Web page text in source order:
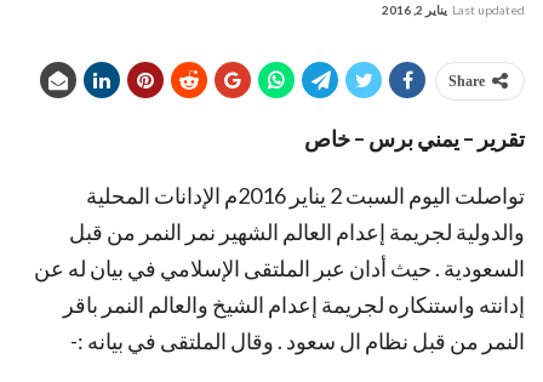
Last updated يناير 2, 2016
Share
تقرير – يمني برس – خاص
تواصلت اليوم السبت 2 يناير 2016م الإدانات المحلية
والدولية لجريمة إعدام العالم الشهير نمر النمر من قبل
السعودية . حيث أدان عبر الملتقى الإسلامي في بيان له عن
إدانته واستنكاره لجريمة إعدام الشيخ والعالم النمر باقر
النمر من قبل نظام ال سعود . وقال الملتقى في بيانه :-